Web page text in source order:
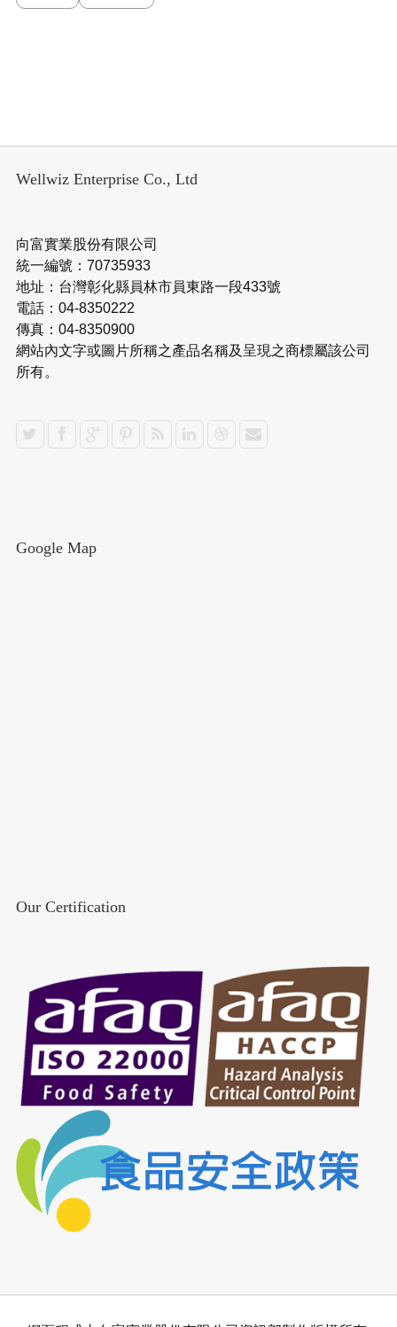
Wellwiz Enterprise Co., Ltd
向富實業股份有限公司
統一編號：70735933
地址：台灣彰化縣員林市員東路一段433號
電話：04-8350222
傳真：04-8350900
網站內文字或圖片所稱之產品名稱及呈現之商標屬該公司
所有。
Google Map
Our Certification